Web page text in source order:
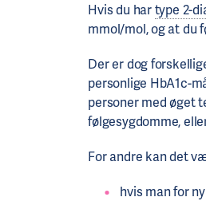
Hvis du hartype 2-
mmol/mol, og at du
Der er dog
personlige HbA1c-
personer med øget
følgesygdomme,
For andre kan det
hvis man for